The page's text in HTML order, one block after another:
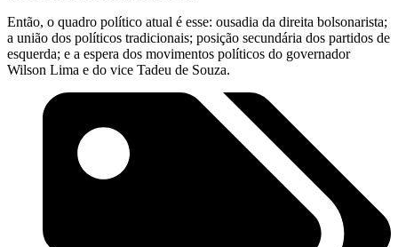
Então, o quadro político atual é esse: ousadia da direita bolsonarista;
a união dos políticos tradicionais; posição secundária dos partidos de
esquerda; e a espera dos movimentos políticos do governador
Wilson Lima e do vice Tadeu de Souza.